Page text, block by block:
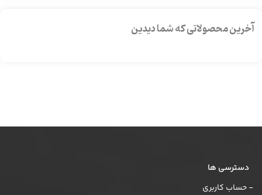
آخرین محصولاتی که شما دیدین
دسترسی ها
- حساب کاربری